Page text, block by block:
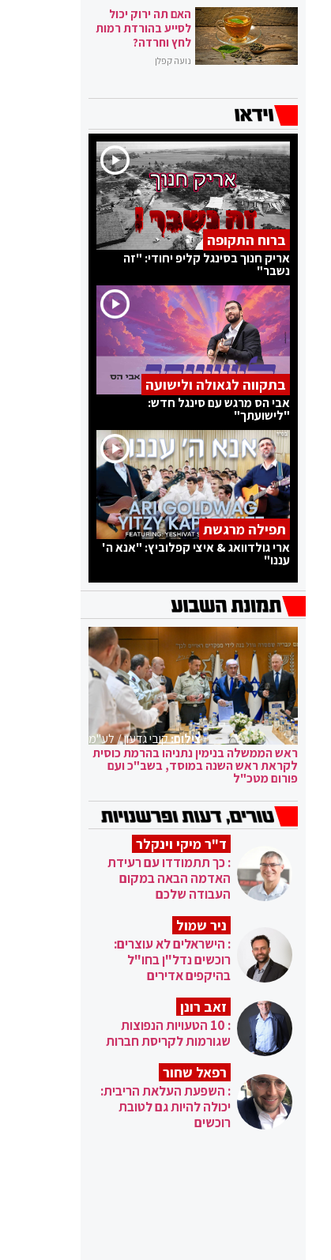
האם תה ירוק יכול
לסייע בהורדת רמות
לחץ וחרדה?
נועה קפלן
ברוח התקופה
אריק חנוך בסינגל קליפ יחודי: "זה
נשבר"
בתקווה לגאולה ולישועה
אבי הס מרגש עם סינגל חדש:
"לישועתך"
תפילה מרגשת
ארי גולדוואג & איצי קפלוביץ: "אנא ה'
עננו"
צילום:קובי גדעון / לע"מ
ראש הממשלה בנימין נתניהו בהרמת כוסית
לקראת ראש השנה במוסד, בשב"כ ועם
פורום מטכ"ל
ד"ר מיקי וינקלר
: כך תתמודדו עם רעידת
האדמה הבאה במקום
העבודה שלכם
ניר שמול
: הישראלים לא עוצרים:
רוכשים נדל"ן בחו"ל
בהיקפים אדירים
זאב רונן
: 10 הטעויות הנפוצות
שגורמות לקריסת חברות
רפאל שחור
: השפעת העלאת הריבית:
יכולה להיות גם לטובת
רוכשים